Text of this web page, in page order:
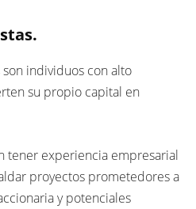
son individuos con alto
su propio capital en
tener experiencia empresarial
proyectos prometedores a
y potenciales